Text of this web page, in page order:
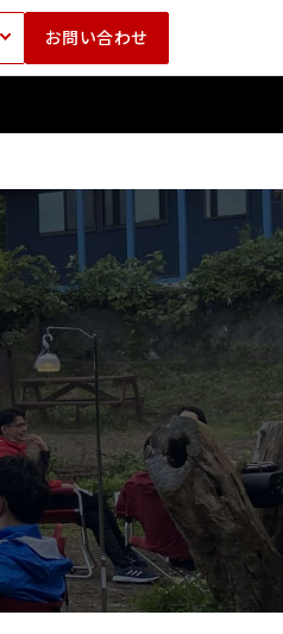
お問い合わせ